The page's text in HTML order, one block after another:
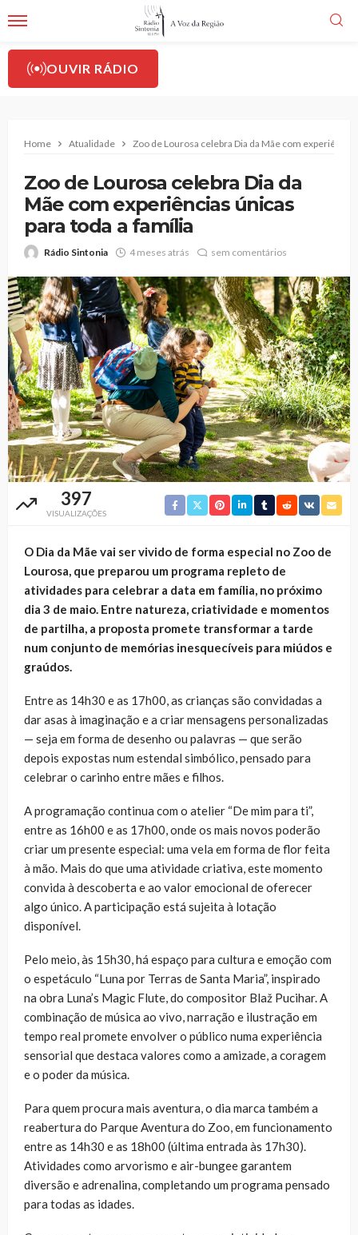
OUVIR RÁDIO
Home Atualidade Zoo de Lourosa celebra Dia da Mãe com
Zoo de Lourosa celebra Dia da
Mãe com experiências únicas
para toda a família
Rádio Sintonia 4 meses atrás sem comentários
397
VISUALIZAÇÕES
O Dia da Mãe vai ser vivido de forma especial no Zoo de
Lourosa, que preparou um programa repleto de
atividades para celebrar a data em família, no próximo
dia 3 de maio. Entre natureza, criatividade e momentos
de partilha, a proposta promete transformar a tarde
num conjunto de memórias inesquecíveis para miúdos e
graúdos.
Entre as 14h30 e as 17h00, as crianças são convidadas a
dar asas à imaginação e a criar mensagens personalizadas
— seja em forma de desenho ou palavras — que serão
depois expostas num estendal simbólico, pensado para
celebrar o carinho entre mães e filhos.
A programação continua com o atelier “De mim para ti”,
entre as 16h00 e as 17h00, onde os mais novos poderão
criar um presente especial: uma vela em forma de flor feita
à mão. Mais do que uma atividade criativa, este momento
convida à descoberta e ao valor emocional de oferecer
algo único. A participação está sujeita à lotação
disponível.
Pelo meio, às 15h30, há espaço para cultura e emoção com
o espetáculo “Luna por Terras de Santa Maria”, inspirado
na obra Luna’s Magic Flute, do compositor Blaž Pucihar. A
combinação de música ao vivo, narração e ilustração em
tempo real promete envolver o público numa experiência
sensorial que destaca valores como a amizade, a coragem
e o poder da música.
Para quem procura mais aventura, o dia marca também a
reabertura do Parque Aventura do Zoo, em funcionamento
entre as 14h30 e as 18h00 (última entrada às 17h30).
Atividades como arvorismo e air-bungee garantem
diversão e adrenalina, completando um programa pensado
para todas as idades.